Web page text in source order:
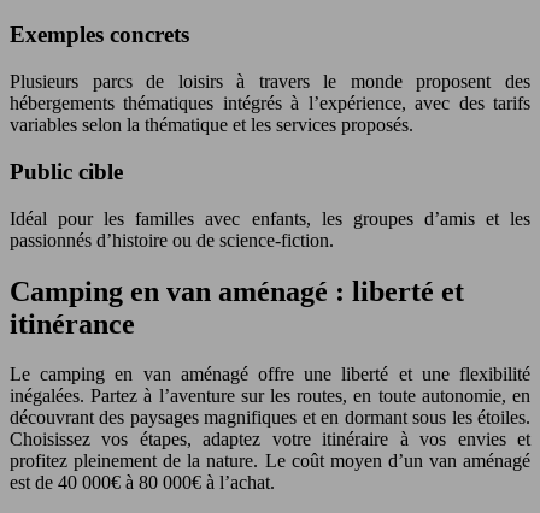
Exemples concrets
Plusieurs parcs de loisirs à travers le monde proposent des
hébergements thématiques intégrés à l’expérience, avec des tarifs
variables selon la thématique et les services proposés.
Public cible
Idéal pour les familles avec enfants, les groupes d’amis et les
passionnés d’histoire ou de science-fiction.
Camping en van aménagé : liberté et
itinérance
Le camping en van aménagé offre une liberté et une flexibilité
inégalées. Partez à l’aventure sur les routes, en toute autonomie, en
découvrant des paysages magnifiques et en dormant sous les étoiles.
Choisissez vos étapes, adaptez votre itinéraire à vos envies et
profitez pleinement de la nature. Le coût moyen d’un van aménagé
est de 40 000€ à 80 000€ à l’achat.